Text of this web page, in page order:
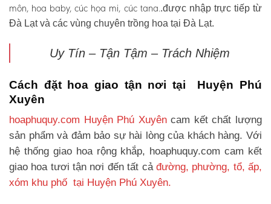
môn, hoa baby, cúc họa mi, cúc tana..được nhập trực tiếp từ
Đà Lạt và các vùng chuyên trồng hoa tại Đà Lạt.
Uy Tín – Tận Tậm – Trách Nhiệm
Cách đặt hoa giao tận nơi tại Huyện Phú
Xuyên
hoaphuquy.com Huyện Phú Xuyêncam kết chất lượng
sản phẩm và đảm bảo sự hài lòng của khách hàng. Với
hệ thống giao hoa rộng khắp, hoaphuquy.com cam kết
giao hoa tươi tận nơi đến tất cả đường, phường, tổ, ấp,
xóm khu phố tại Huyện Phú Xuyên.